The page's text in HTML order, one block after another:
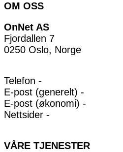
OM OSS
OnNet AS
Fjordallen 7
0250 Oslo, Norge
Telefon -
E-post (generelt) -
E-post (økonomi) -
Nettsider -
VÅRE TJENESTER